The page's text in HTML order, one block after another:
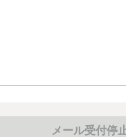
メール受付停